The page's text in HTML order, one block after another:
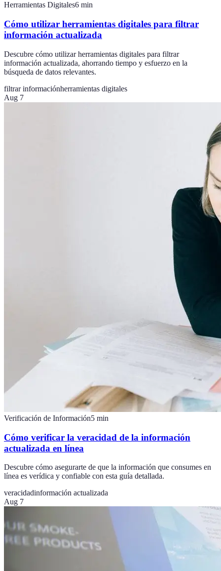
Herramientas Digitales6 min
Cómo utilizar herramientas digitales para filtrar
información actualizada
Descubre cómo utilizar herramientas digitales para filtrar
información actualizada, ahorrando tiempo y esfuerzo en la
búsqueda de datos relevantes.
filtrar informaciónherramientas digitales
Aug 7
Verificación de Información5 min
Cómo verificar la veracidad de la información
actualizada en línea
Descubre cómo asegurarte de que la información que consumes en
línea es verídica y confiable con esta guía detallada.
veracidadinformación actualizada
Aug 7